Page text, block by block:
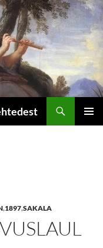
,1897,SAKALA